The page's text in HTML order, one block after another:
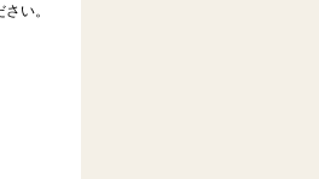
い。